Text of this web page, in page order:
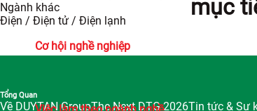
Cơ hội nghề nghiệp
Ngành khác
Điện / Điện tử / Điện lạnh
mục
Tổng Quan
Về DUYTAN GroupThe Next DTG 2026Tin tức & Sự